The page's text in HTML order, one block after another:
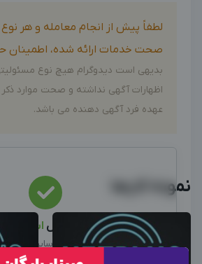
لطفاً پیش از انجام معامله و هر نوع
صحت خدمات ارائه شده، اطمینان
بدیهی است دیدوگرام هیچ نوع
اظهارات آگهی نداشته و صحت موارد
عهده فرد آگهی دهنده می باشد.
این متخصص استخدام
نیرو استخدام شد، سایر آگهی ها
نمونه کارها